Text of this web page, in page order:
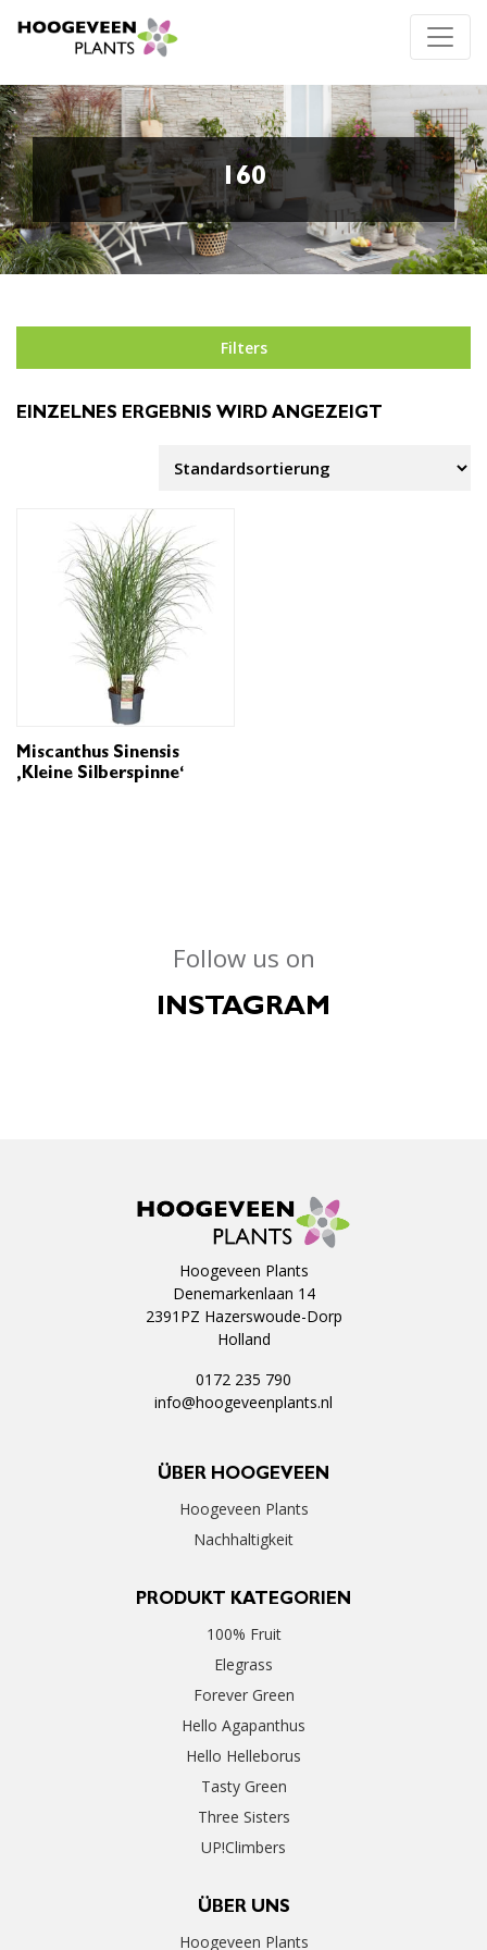
160
Filters
EINZELNES ERGEBNIS WIRD ANGEZEIGT
Miscanthus Sinensis
‚Kleine Silberspinne‘
Follow us on
INSTAGRAM
Hoogeveen Plants
Denemarkenlaan 14
2391PZ Hazerswoude-Dorp
Holland
0172 235 790
info@hoogeveenplants.nl
ÜBER HOOGEVEEN
Hoogeveen Plants
Nachhaltigkeit
PRODUKT KATEGORIEN
100% Fruit
Elegrass
Forever Green
Hello Agapanthus
Hello Helleborus
Tasty Green
Three Sisters
UP!Climbers
ÜBER UNS
Hoogeveen Plants